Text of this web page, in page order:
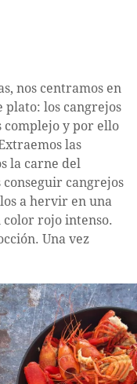
nos centramos en
plato: los cangrejos
complejo y por ello
las
la carne del
cangrejos
a hervir en una
color rojo intenso.
Una vez